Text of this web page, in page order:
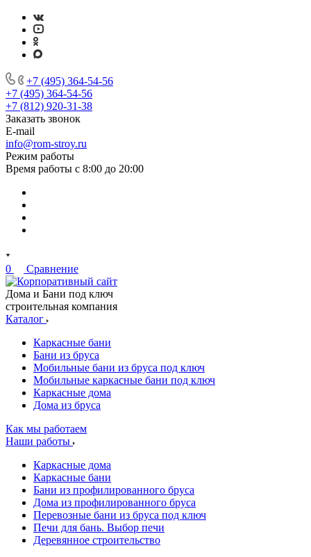
+7 (495) 364-54-56
+7 (495) 364-54-56
+7 (812) 920-31-38
Заказать звонок
E-mail
info@rom-stroy.ru
Режим работы
Время работы с 8:00 до 20:00
0 Сравнение
Дома и Бани под ключ
строительная компания
Каталог
Каркасные бани
Бани из бруса
Мобильные бани из бруса под ключ
Мобильные каркасные бани под ключ
Каркасные дома
Дома из бруса
Как мы работаем
Наши работы
Каркасные дома
Каркасные бани
Бани из профилированного бруса
Дома из профилированного бруса
Перевозные бани из бруса под ключ
Печи для бань. Выбор печи
Деревянное строительство